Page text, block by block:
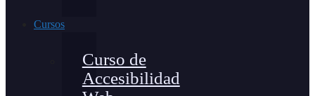
Cursos
Curso de
Accesibilidad